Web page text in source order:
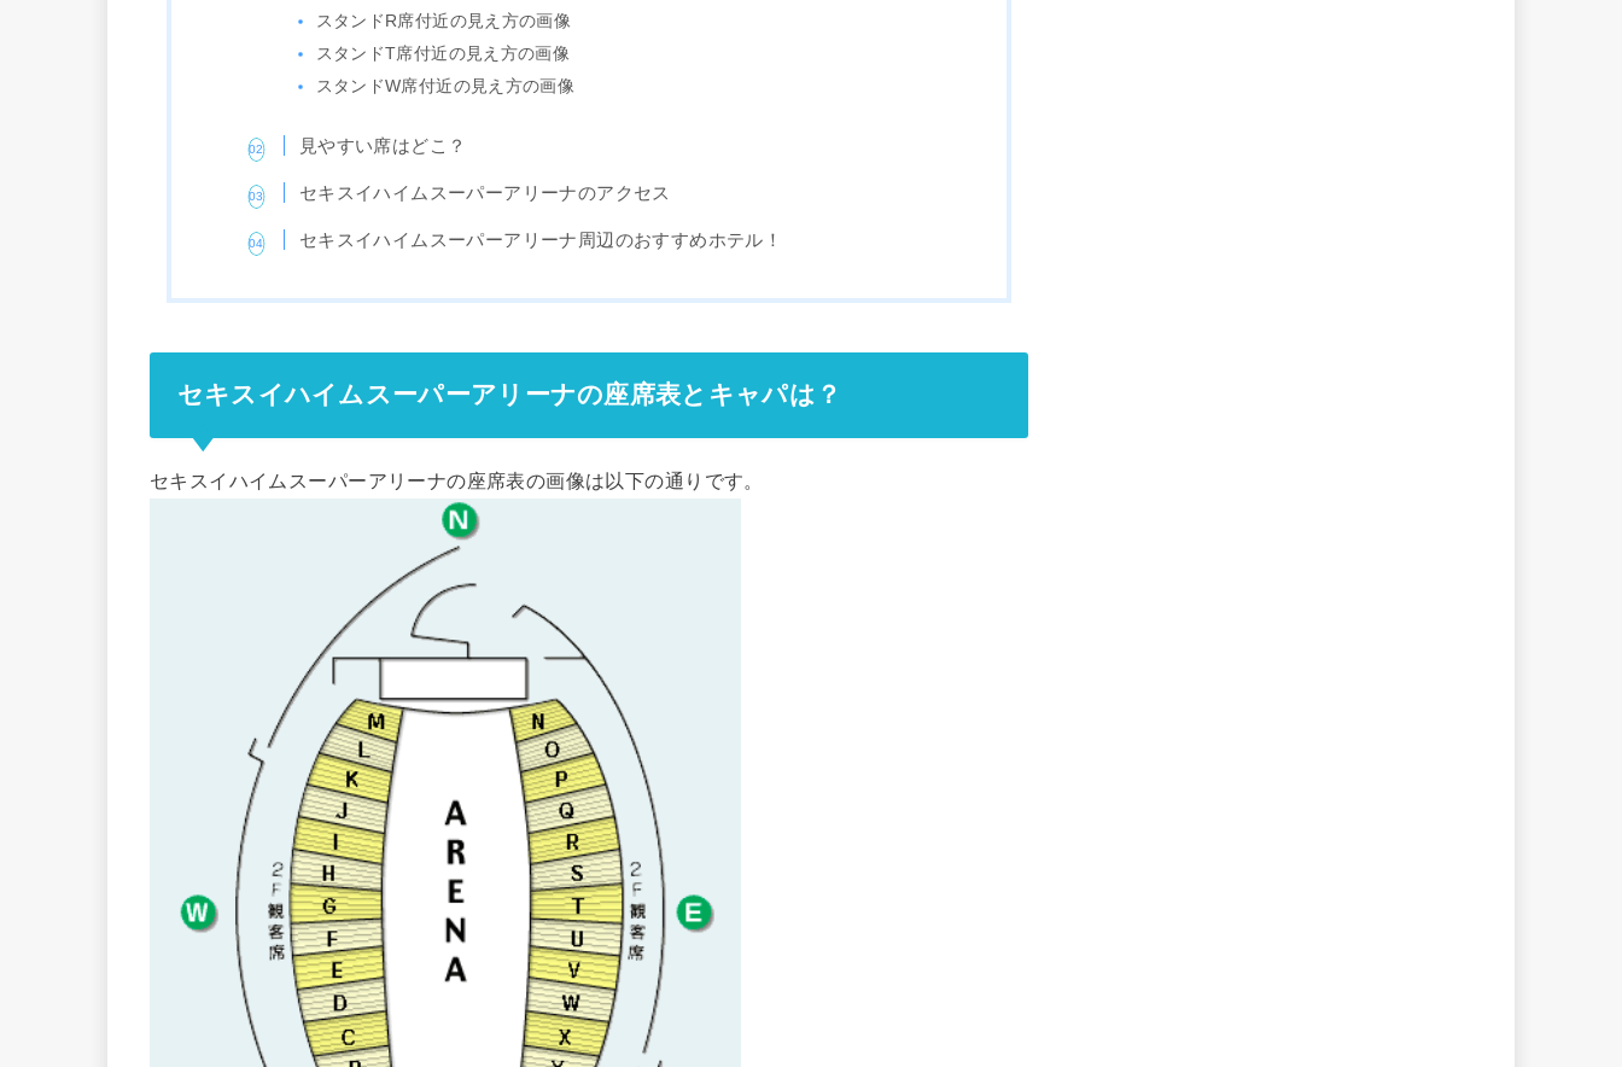
スタンドR席付近の見え方の画像
スタンドT席付近の見え方の画像
スタンドW席付近の見え方の画像
見やすい席はどこ？
セキスイハイムスーパーアリーナのアクセス
セキスイハイムスーパーアリーナ周辺のおすすめホテル！
セキスイハイムスーパーアリーナの座席表とキャパは？
セキスイハイムスーパーアリーナの座席表の画像は以下の通りです。